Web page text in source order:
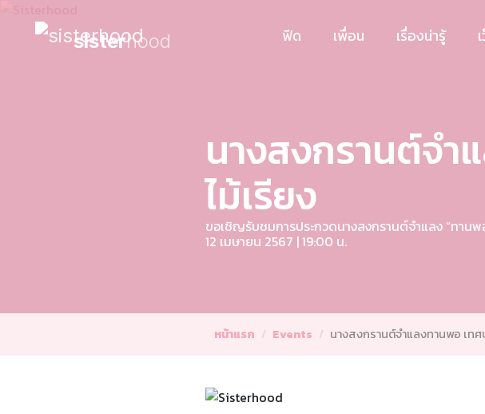
sisterhood ฟีด เพื่อน เรื่องน่ารู้
นางสงกรานต์จํา
ไม้เรียง
ขอเชิญรับชมการประกวดนางสงกรานต์จําแลง “ทาน
12 เมษายน 2567 | 19:00 น.
หน้าแรก Events นางสงกรานต์จําแลงทานพอ เทศ